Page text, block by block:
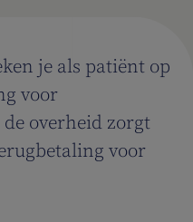
je als patiënt op
voor
overheid zorgt
voor